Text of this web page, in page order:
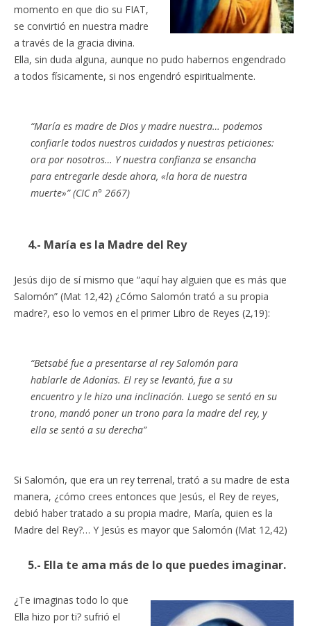
momento en que dio su FIAT,
se convirtió en nuestra madre
a través de la gracia divina.
Ella, sin duda alguna, aunque no pudo habernos engendrado
a todos físicamente, si nos engendró espiritualmente.
“María es madre de Dios y madre nuestra… podemos
confiarle todos nuestros cuidados y nuestras peticiones:
ora por nosotros… Y nuestra confianza se ensancha
para entregarle desde ahora, «la hora de nuestra
muerte»” (CIC n° 2667)
4.- María es la Madre del Rey
Jesús dijo de sí mismo que “aquí hay alguien que es más que
Salomón” (Mat 12,42) ¿Cómo Salomón trató a su propia
madre?, eso lo vemos en el primer Libro de Reyes (2,19):
“Betsabé fue a presentarse al rey Salomón para
hablarle de Adonías. El rey se levantó, fue a su
encuentro y le hizo una inclinación. Luego se sentó en su
trono, mandó poner un trono para la madre del rey, y
ella se sentó a su derecha”
Si Salomón, que era un rey terrenal, trató a su madre de esta
manera, ¿cómo crees entonces que Jesús, el Rey de reyes,
debió haber tratado a su propia madre, María, quien es la
Madre del Rey?… Y Jesús es mayor que Salomón (Mat 12,42)
5.- Ella te ama más de lo que puedes imaginar.
¿Te imaginas todo lo que
Ella hizo por ti? sufrió el